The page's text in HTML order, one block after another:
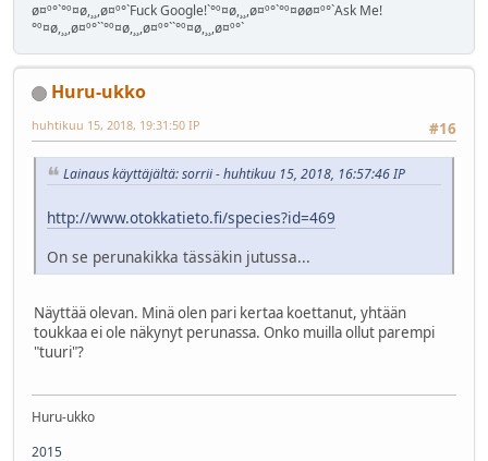
ø¤º°`°º¤ø,¸¸,ø¤º°`Fuck Google!`°º¤ø,¸¸,ø¤º°`°º¤øø¤º°`Ask Me!
°º¤ø,¸¸,ø¤º°``°º¤ø,¸¸,ø¤º°``°º¤ø,¸¸,ø¤º°`
Huru-ukko
#16
huhtikuu 15, 2018, 19:31:50 IP
Lainaus käyttäjältä: sorrii - huhtikuu 15, 2018, 16:57:46 IP
http://www.otokkatieto.fi/species?id=469
On se perunakikka tässäkin jutussa...
Näyttää olevan. Minä olen pari kertaa koettanut, yhtään
toukkaa ei ole näkynyt perunassa. Onko muilla ollut parempi
"tuuri"?
Huru-ukko
2015